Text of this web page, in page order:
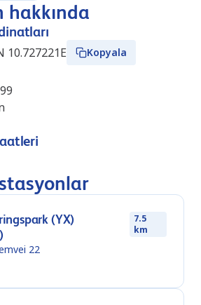
hakkında
10.727221E
Kopyala
(YX)
7.5
km
22